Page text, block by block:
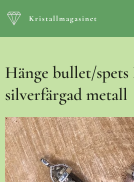
Kristallmagasinet
Hänge bullet/
silverfärgad metall